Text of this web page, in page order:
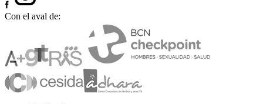
Con el aval de: